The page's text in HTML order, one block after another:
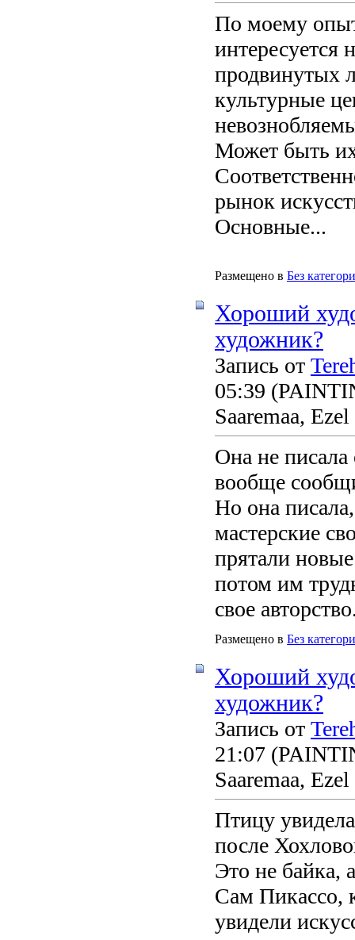
По моему
интересуется
продвинутых
культурные
Может быть
рынок
Основные...
Размещено в Без
Хороший
художник?
Запись от
05:39
Saaremaa,
Она не писала
вообще
Но она
мастерские
прятали
потом им
свое
Размещено в Без
Хороший
художник?
Запись от
21:07
Saaremaa,
Птицу
после
Это не байка,
Сам Пикассо,
увидели